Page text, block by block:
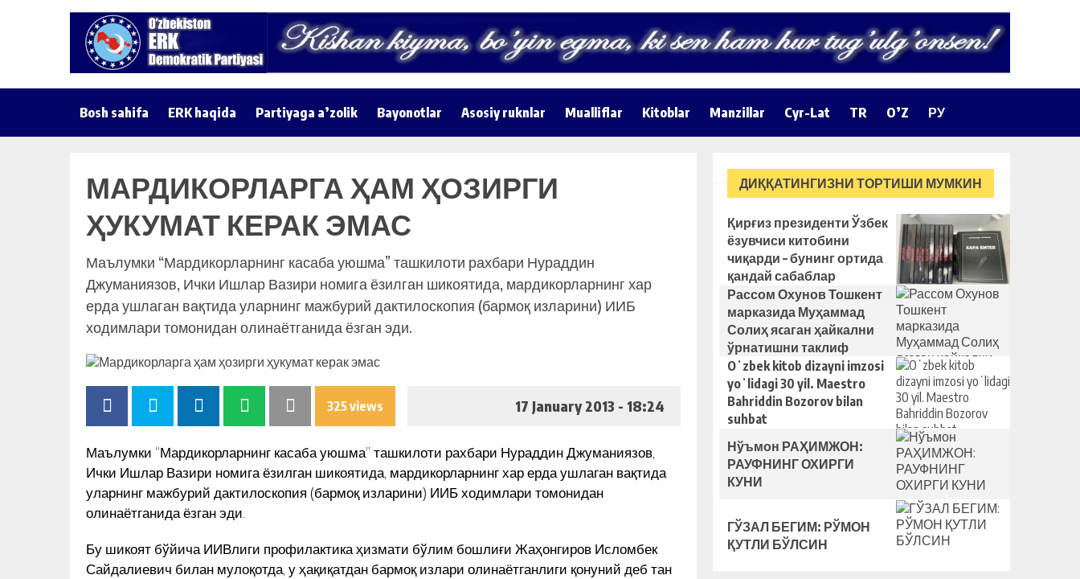
Bosh sahifa ERK haqida Partiyaga a’zolik Bayonotlar Asosiy ruknlar Mualliflar Kitoblar Manzillar Cyr-Lat TR O’Z РУ
МАРДИКОРЛАРГА ҲАМ ҲОЗИРГИ
ҲУКУМАТ КЕРАК ЭМАС
Маълумки “Мардикорларнинг касаба уюшма” ташкилоти рахбари Нураддин
Джуманиязов, Ички Ишлар Вазири номига ёзилган шикоятида, мардикорларнинг хар
ерда ушлаган вақтида уларнинг мажбурий дактилоскопия (бармоқ изларини) ИИБ
ходимлари томонидан олинаётганида ёзган эди.
325 views 17 January 2013 - 18:24
Маълумки “Мардикорларнинг касаба уюшма” ташкилоти рахбари Нураддин Джуманиязов,
Ички Ишлар Вазири номига ёзилган шикоятида, мардикорларнинг хар ерда ушлаган вақтида
уларнинг мажбурий дактилоскопия (бармоқ изларини) ИИБ ходимлари томонидан
олинаётганида ёзган эди.
Бу шикоят бўйича ИИВлиги профилактика ҳизмати бўлим бошлиғи Жаҳонгиров Исломбек
Сайдалиевич билан мулоқотда, у ҳақиқатдан бармоқ излари олинаётганлиги қонуний деб тан
ДИҚҚАТИНГИЗНИ ТОРТИШИ МУМКИН
Қирғиз президенти Ўзбек
ёзувчиси китобини
чиқарди – бунинг ортида
қандай сабаблар
турибди?
Рассом Охунов Тошкент
марказида Муҳаммад
Солиҳ яcаган ҳайкални
ўрнатишни таклиф
қилди
Oʻzbek kitob dizayni imzosi
yoʻlidagi 30 yil. Maestro
Bahriddin Bozorov bilan
suhbat
Нўъмон РАҲИМЖОН:
РАУФНИНГ ОХИРГИ
КУНИ
ГЎЗАЛ БЕГИМ: РЎМОН
ҚУТЛИ БЎЛСИН